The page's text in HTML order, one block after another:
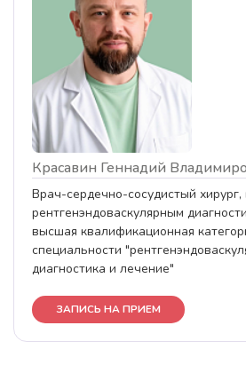
Красавин Геннадий
Врач-сердечно-сосудистый хирург,
рентгенэндоваскулярным
высшая квалификационная
специальности
диагностика и лечение"
ЗАПИСЬ НА ПРИЕМ